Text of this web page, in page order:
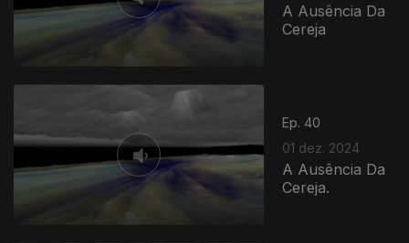
A Ausência Da
Cereja
Ep. 40
01 dez. 2024
A Ausência Da
Cereja.